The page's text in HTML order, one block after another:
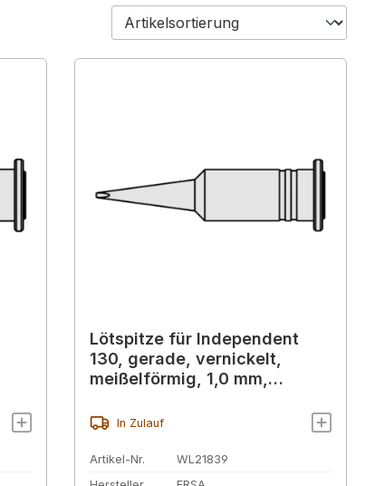
Lötspitze für Independent
130, gerade, vernickelt,
meißelförmig, 1,0 mm,
In Zulauf
Artikel-Nr.
WL21839